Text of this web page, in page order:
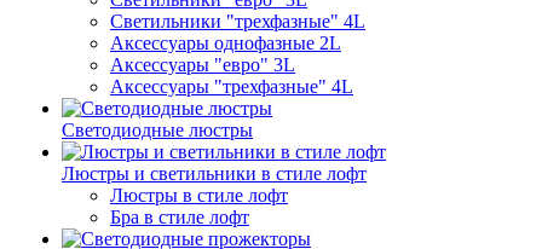
Светильники "трехфазные" 4L
Аксессуары однофазные 2L
Аксессуары "евро" 3L
Аксессуары "трехфазные" 4L
Светодиодные люстры
Люстры и светильники в стиле лофт
Люстры в стиле лофт
Бра в стиле лофт